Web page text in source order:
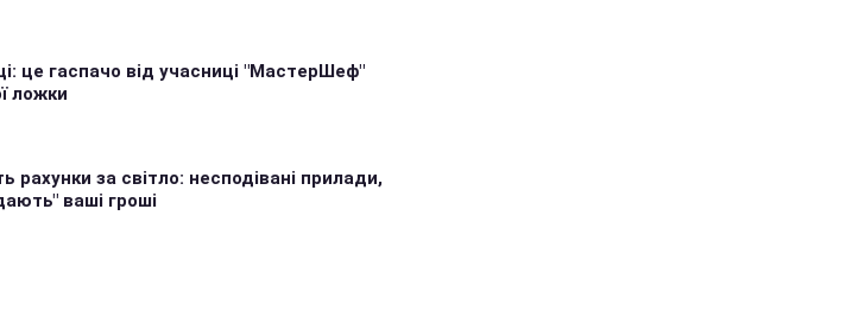
це гаспачо від учасниці "МастерШеф"
ложки
рахунки за світло: несподівані прилади,
ваші гроші